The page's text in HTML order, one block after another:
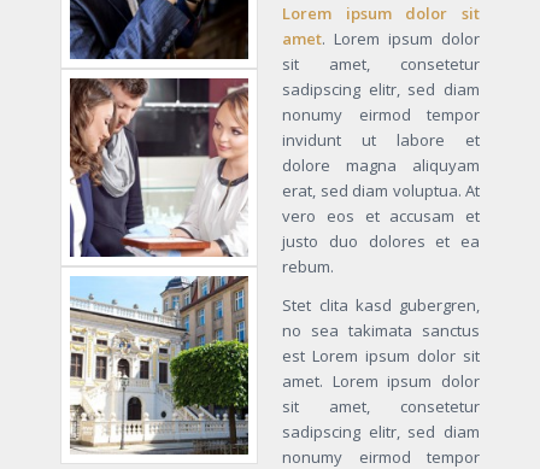
Lorem ipsum dolor sit
amet. Lorem ipsum dolor
sit amet, consetetur
sadipscing elitr, sed diam
nonumy eirmod tempor
invidunt ut labore et
dolore magna aliquyam
erat, sed diam voluptua. At
vero eos et accusam et
justo duo dolores et ea
rebum.
Stet clita kasd gubergren,
no sea takimata sanctus
est Lorem ipsum dolor sit
amet. Lorem ipsum dolor
sit amet, consetetur
sadipscing elitr, sed diam
nonumy eirmod tempor